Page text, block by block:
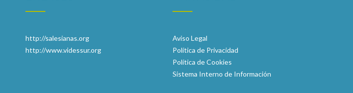
http://salesianas.org
http://www.videssur.org
Aviso Legal
Política de Privacidad
Política de Cookies
Sistema Interno de Información